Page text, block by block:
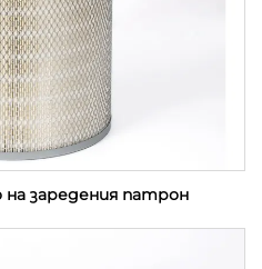
заредения патрон